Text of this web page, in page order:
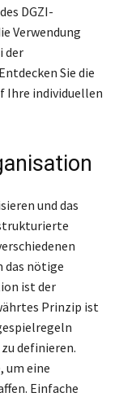
DGZI-
Verwendung
der
Sie die
Ihre individuellen
und das
das nötige
ist der
Prinzip ist
definieren.
um eine
Einfache